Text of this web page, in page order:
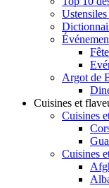
Argot de
Cuisines et
Cuisines
Cuisines